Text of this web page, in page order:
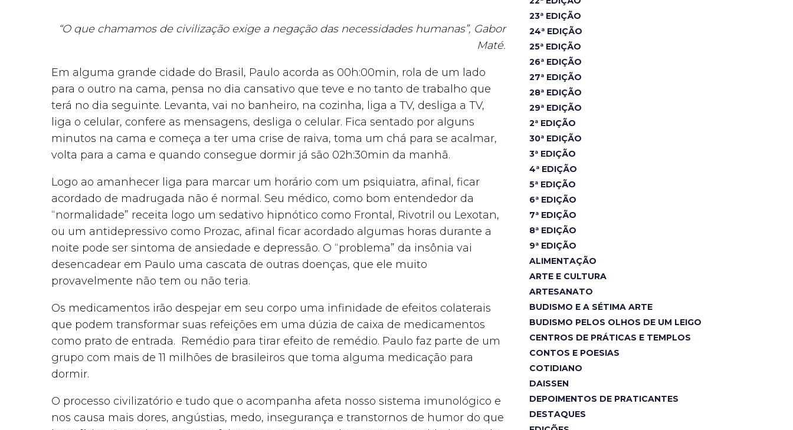
“O que chamamos de civilização exige a negação das necessidades humanas”, Gabor
Maté.
Em alguma grande cidade do Brasil, Paulo acorda as 00h:00min, rola de um lado
para o outro na cama, pensa no dia cansativo que teve e no tanto de trabalho que
terá no dia seguinte. Levanta, vai no banheiro, na cozinha, liga a TV, desliga a TV,
liga o celular, confere as mensagens, desliga o celular. Fica sentado por alguns
minutos na cama e começa a ter uma crise de raiva, toma um chá para se acalmar,
volta para a cama e quando consegue dormir já são 02h:30min da manhã.
Logo ao amanhecer liga para marcar um horário com um psiquiatra, afinal, ficar
acordado de madrugada não é normal. Seu médico, como bom entendedor da
“normalidade” receita logo um sedativo hipnótico como Frontal, Rivotril ou Lexotan,
ou um antidepressivo como Prozac, afinal ficar acordado algumas horas durante a
noite pode ser sintoma de ansiedade e depressão. O “problema” da insônia vai
desencadear em Paulo uma cascata de outras doenças, que ele muito
provavelmente não tem ou não teria.
Os medicamentos irão despejar em seu corpo uma infinidade de efeitos colaterais
que podem transformar suas refeições em uma dúzia de caixa de medicamentos
como prato de entrada. Remédio para tirar efeito de remédio. Paulo faz parte de um
grupo com mais de 11 milhões de brasileiros que toma alguma medicação para
dormir.
O processo civilizatório e tudo que o acompanha afeta nosso sistema imunológico e
nos causa mais dores, angústias, medo, insegurança e transtornos de humor do que
23ª EDIÇÃO
24ª EDIÇÃO
25ª EDIÇÃO
26ª EDIÇÃO
27ª EDIÇÃO
28ª EDIÇÃO
29ª EDIÇÃO
2ª EDIÇÃO
30ª EDIÇÃO
3ª EDIÇÃO
4ª EDIÇÃO
5ª EDIÇÃO
6ª EDIÇÃO
7ª EDIÇÃO
8ª EDIÇÃO
9ª EDIÇÃO
ALIMENTAÇÃO
ARTE E CULTURA
ARTESANATO
BUDISMO E A SÉTIMA ARTE
BUDISMO PELOS OLHOS DE UM LEIGO
CENTROS DE PRÁTICAS E TEMPLOS
CONTOS E POESIAS
COTIDIANO
DAISSEN
DEPOIMENTOS DE PRATICANTES
DESTAQUES